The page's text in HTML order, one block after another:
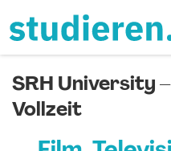
SRH University –
Vollzeit